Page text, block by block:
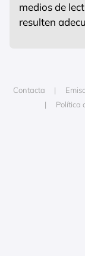
medios de
resulten
Contacta
Política